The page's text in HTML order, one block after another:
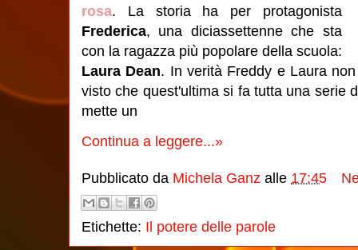
rosa. La storia ha per protagonista
Frederica, una diciassettenne che sta
con la ragazza più popolare della scuola:
Laura Dean. In verità Freddy e Laura
visto che quest'ultima si fa tutta una serie
mette un
Continua a leggere...»
Pubblicato da Michela Ganz alle 17:45
Etichette: Il potere delle parole